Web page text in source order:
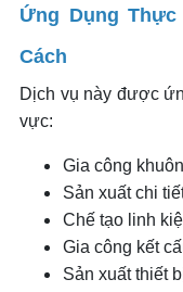
Ứng Dụng
Cách
Dịch vụ này được
vực:
Gia công
Sản xuất chi
Chế tạo linh
Gia công kết
Sản xuất thiết